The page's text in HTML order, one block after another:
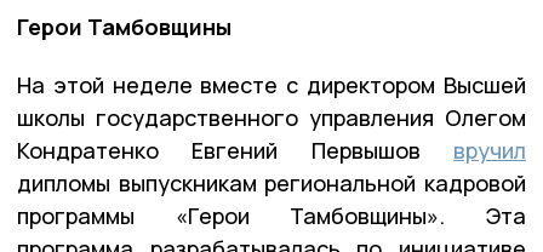
Герои Тамбовщины
На этой неделе вместе с директором Высшей
школы государственного управления Олегом
Кондратенко Евгений Первышов вручил
дипломы выпускникам региональной кадровой
программы «Герои Тамбовщины». Эта